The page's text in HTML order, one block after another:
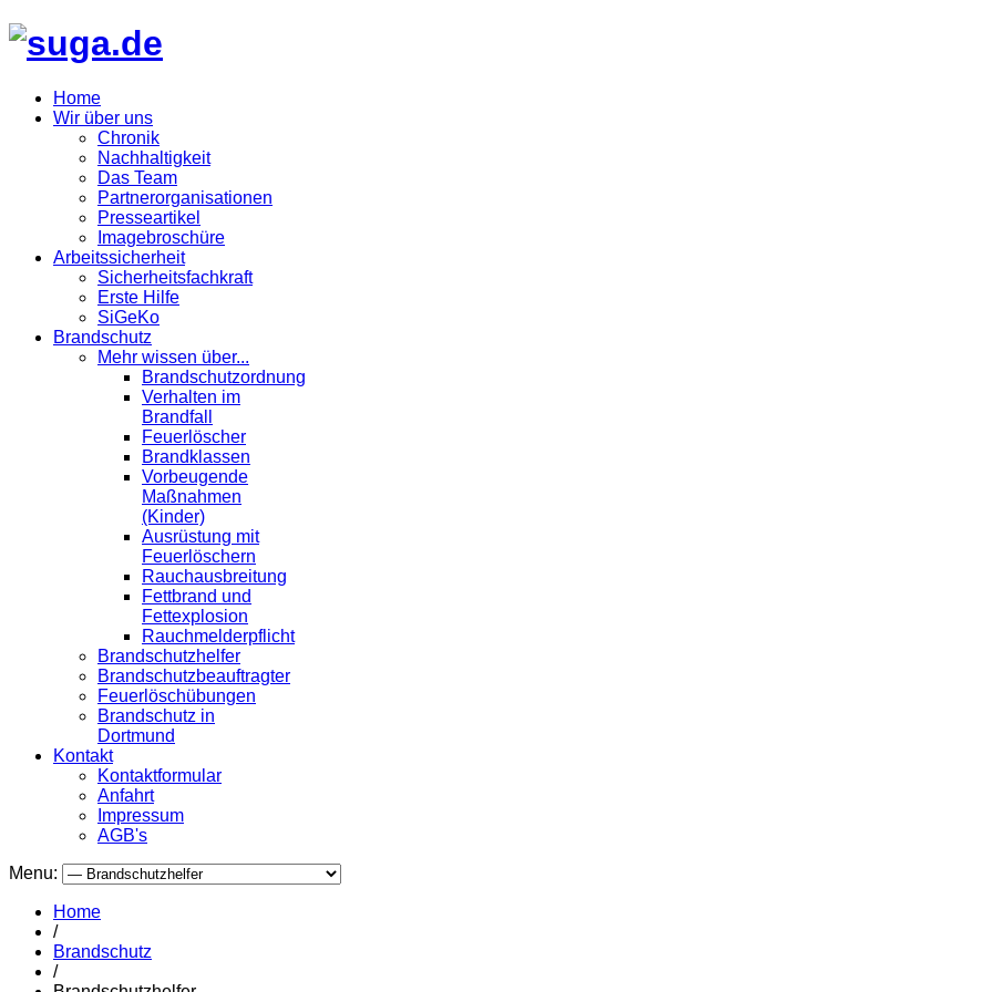
Home
Wir über uns
Chronik
Nachhaltigkeit
Das Team
Partnerorganisationen
Presseartikel
Imagebroschüre
Arbeitssicherheit
Sicherheitsfachkraft
Erste Hilfe
SiGeKo
Brandschutz
Mehr wissen über...
Brandschutzordnung
Verhalten im
Brandfall
Feuerlöscher
Brandklassen
Vorbeugende
Maßnahmen
(Kinder)
Ausrüstung mit
Feuerlöschern
Rauchausbreitung
Fettbrand und
Fettexplosion
Rauchmelderpflicht
Brandschutzhelfer
Brandschutzbeauftragter
Feuerlöschübungen
Brandschutz in
Dortmund
Kontakt
Kontaktformular
Anfahrt
Impressum
AGB's
Menu:
Home
/
Brandschutz
/